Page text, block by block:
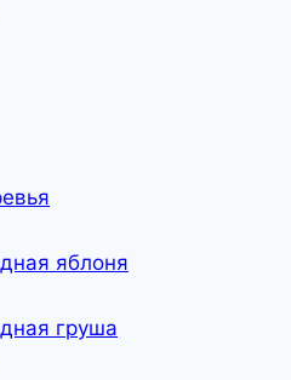
яблоня
груша